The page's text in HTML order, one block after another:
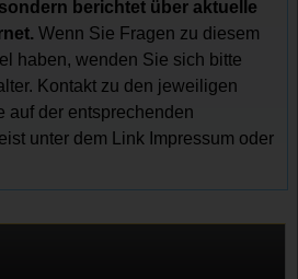
berichtet über aktuelle
Wenn Sie Fragen zu diesem
haben, wenden Sie sich bitte
Kontakt zu den jeweiligen
auf der entsprechenden
unter dem Link Impressum oder